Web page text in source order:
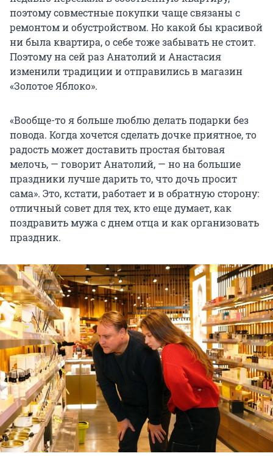
поэтому совместные покупки чаще связаны с
ремонтом и обустройством. Но какой бы красивой
ни была квартира, о себе тоже забывать не стоит.
Поэтому на сей раз Анатолий и Анастасия
изменили традиции и отправились в магазин
«Золотое Яблоко».
«Вообще-то я больше люблю делать подарки без
повода. Когда хочется сделать дочке приятное, то
радость может доставить простая бытовая
мелочь, — говорит Анатолий, — но на большие
праздники лучше дарить то, что дочь просит
сама». Это, кстати, работает и в обратную сторону:
отличный совет для тех, кто еще думает, как
поздравить мужа с днем отца и как организовать
праздник.